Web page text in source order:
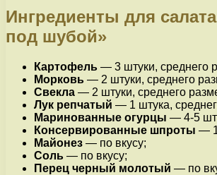
Ингредиенты для
под шубой»
Картофель — 3 штуки, среднего
Морковь — 2 штуки, среднего
Свекла — 2 штуки, среднего
Лук репчатый — 1 штука,
Маринованные огурцы — 4-5
Консервированные шпроты —
Майонез — по вкусу;
Соль — по вкусу;
Перец черный молотый — по